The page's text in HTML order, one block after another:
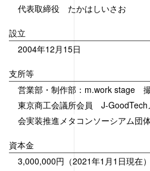
代表取締役 たかはしいさお
設立
2004年12月15日
支所等
営業部・制作部：m.work stage
東京商工会議所会員 J-
会実装推進メタコンソーシアム団
資本金
3,000,000円（2021年1月1日現在）